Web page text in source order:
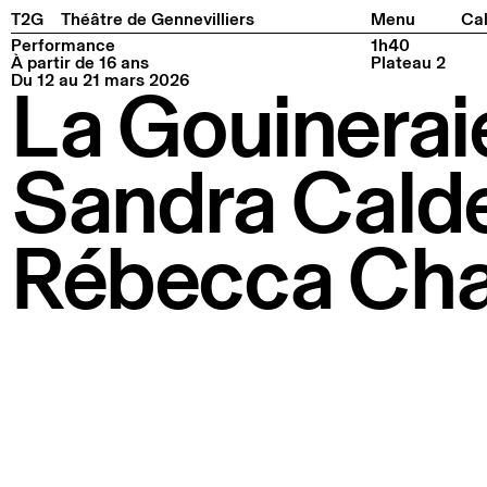
T2G Théâtre de Gennevilliers Menu
Facebook
Instagram Tiktok
Performance
À partir de 16 ans
Du 12 au 21 mars 2026
1h40
Plateau 2
La
Sandra
Rébecca